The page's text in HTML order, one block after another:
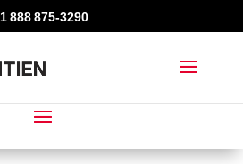
1 888 875-3290